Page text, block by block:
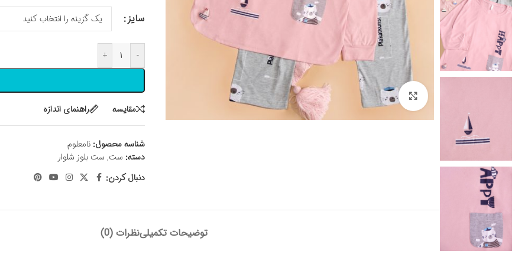
برای بزرگنمایی کلیک کنید
سایز
-
+
مقايسه راهنمای اندازه
شناسه محصول: نامعلوم
دسته: ست, ست بلوز شلوار
دنبال کردن:
توضیحات تکمیلینظرات (0)